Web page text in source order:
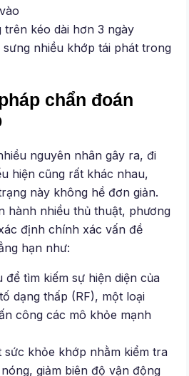
trên kéo dài hơn 3 ngày
nhiều khớp tái phát trong
chẩn đoán
nguyên nhân gây ra, đi
hiện cũng rất khác nhau,
này không hề đơn giản.
hành nhiều thủ thuật, phương
định chính xác vấn đề
hạn như:
để tìm kiếm sự hiện diện của
dạng thấp (RF), một loại
công các mô khỏe mạnh
sức khỏe khớp nhằm kiểm tra
giảm biên độ vận động